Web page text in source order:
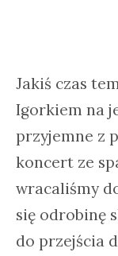
Jakiś czas
Igorkiem na
przyjemne z
koncert ze
wracaliśmy
się odrobinę
do przejścia